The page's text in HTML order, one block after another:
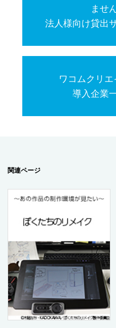
ませ
法人様向け貸出
ワコムクリ
導入企業
関連ページ